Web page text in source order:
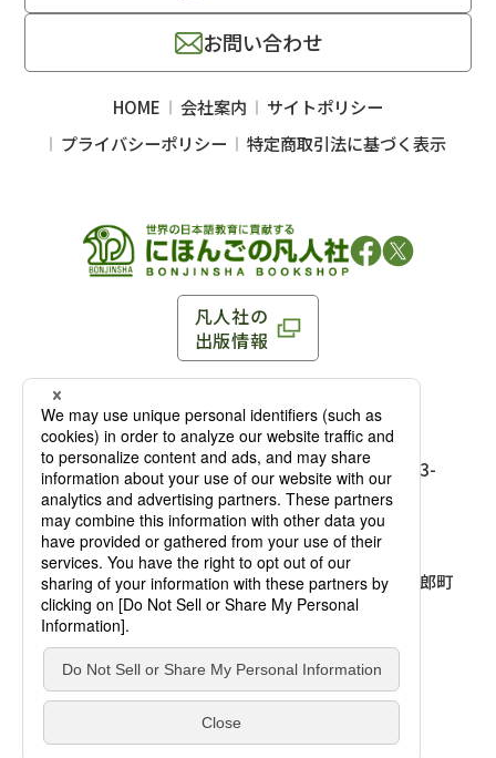
凡人社の本を見る
凡人社の
出版情報
〒102-0093 東京都千代田区平河町 1-3-13 8F
TEL：03-3263-3959／FAX：03-3263-3116
麹町店
〒102-0093 東京都千代田区平河町1-3-
13 8F［アクセス］
TEL：03-3239-8673／FAX：03-3263-
3116
大阪店
〒541-0056 大阪府大阪市中央区久太郎町
4-2-10
大西ビルディング 1階［
TEL：06-4256-2684／FAX：03-6733-
7887
お問い合わせ
HOME 会社案内
サイトポリシー
プライバシーポリシー
特定商取引法に基づく表示
© Bonjinsha Co., LTD. All Rights Reserved.